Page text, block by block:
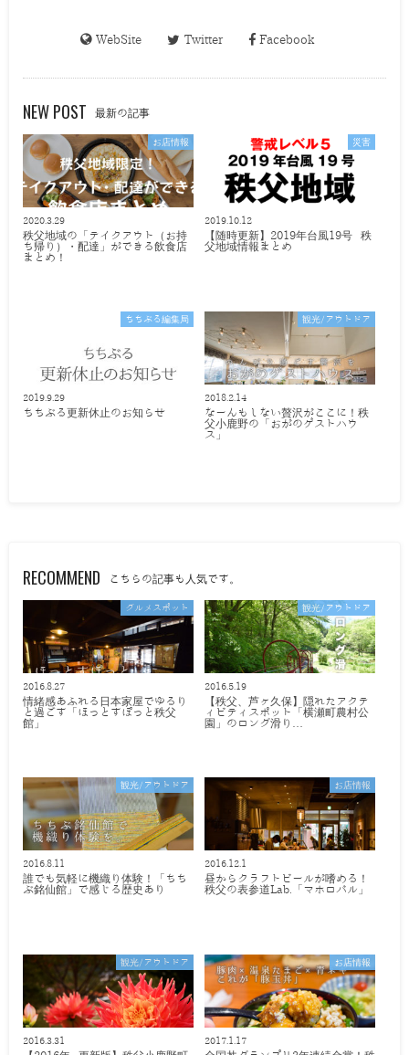
WebSite Twitter Facebook
NEW POST 最新の記事
お店情報
2020.3.29
秩父地域の「テイクアウト（お持
ち帰り）・配達」ができる飲食店
まとめ！
災害
2019.10.12
【随時更新】2019年台風19号 秩
父地域情報まとめ
ちちぶる編集局
2019.9.29
ちちぶる更新休止のお知らせ
観光/アウトドア
2018.2.14
なーんもしない贅沢がここに！秩
父小鹿野の「おがのゲストハウ
ス」
RECOMMEND こちらの記事も人気です。
グルメスポット
2016.8.27
情緒感あふれる日本家屋でゆるり
と過ごす「ほっとすぽっと秩父
館」
観光/アウトドア
2016.5.19
【秩父、芦ヶ久保】隠れたアクテ
ィビティスポット「横瀬町農村公
園」のロング滑り…
観光/アウトドア
2016.8.11
誰でも気軽に機織り体験！「ちち
ぶ銘仙館」で感じる歴史あり
お店情報
2016.12.1
昼からクラフトビールが嗜める！
秩父の表参道Lab.「マホロバル」
観光/アウトドア
2016.3.31
お店情報
2017.1.17